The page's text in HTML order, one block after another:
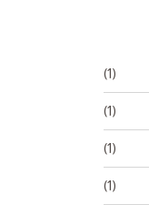
(1)
(1)
(1)
(1)